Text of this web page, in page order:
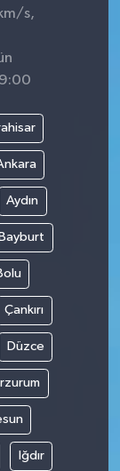
s,
Aydın
Bayburt
Çankırı
Düzce
Iğdır